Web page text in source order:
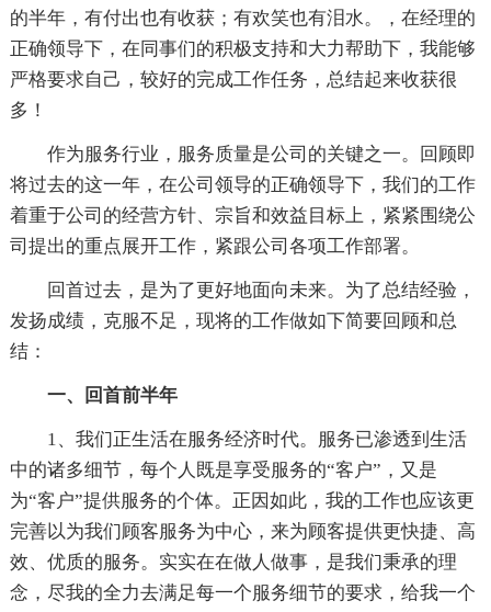
的半年，有付出也有收获；有欢笑也有泪水。，在经理的
正确领导下，在同事们的积极支持和大力帮助下，我能够
严格要求自己，较好的完成工作任务，总结起来收获很
多！
作为服务行业，服务质量是公司的关键之一。回顾即
将过去的这一年，在公司领导的正确领导下，我们的工作
着重于公司的经营方针、宗旨和效益目标上，紧紧围绕公
司提出的重点展开工作，紧跟公司各项工作部署。
回首过去，是为了更好地面向未来。为了总结经验，
发扬成绩，克服不足，现将的工作做如下简要回顾和总
结：
一、回首前半年
1、我们正生活在服务经济时代。服务已渗透到生活
中的诸多细节，每个人既是享受服务的“客户”，又是
为“客户”提供服务的个体。正因如此，我的工作也应该更
完善以为我们顾客服务为中心，来为顾客提供更快捷、高
效、优质的服务。实实在在做人做事，是我们秉承的理
念，尽我的全力去满足每一个服务细节的要求，给我一个